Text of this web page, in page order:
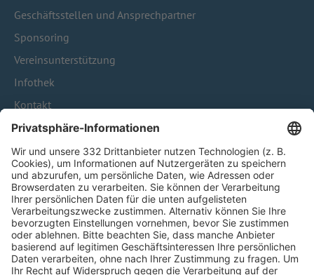
Geschäftsstellen und Ansprechpartner
Sponsoring
Vereinsunterstützung
Infothek
Kontakt
HÄUFIG BESUCHTE SEITEN
Pässe und Vereinswechsel
Trainerausbildung
Schulungsangebot Vereinsmitarbeiter
BFV-Geschäftsstellen
Trainerbörse